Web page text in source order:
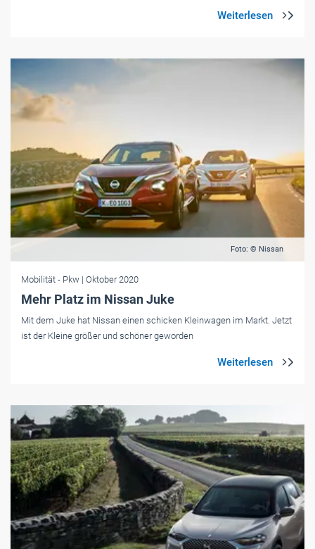
Foto: © Nissan
Mobilität - Pkw | Oktober 2020
Mehr Platz im Nissan Juke
Mit dem Juke hat Nissan einen schicken Kleinwagen im Markt. Jetzt
ist der Kleine größer und schöner geworden